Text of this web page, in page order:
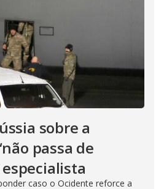
sobre a
passa de
especialista
caso o Ocidente reforce a